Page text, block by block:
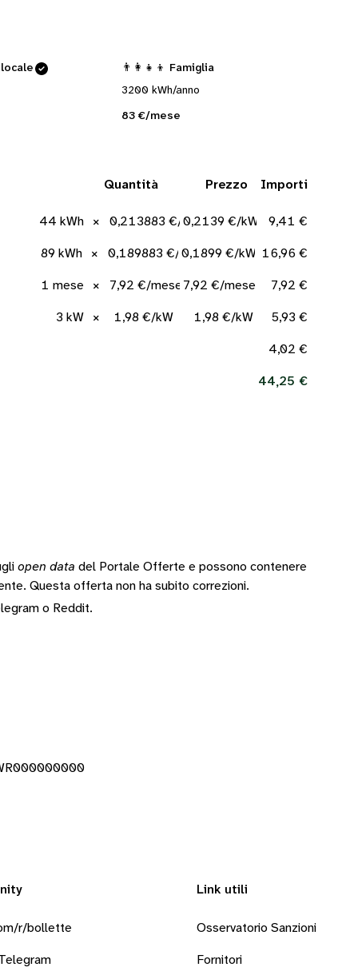
👨‍👩‍👧‍👦 Famiglia
3200 kWh/anno
83 €/mese
Quantità Prezzo Importi
44 kWh × 0,213883 €/kWh0,2139 €/kWh 9,41 €
89 kWh × 0,189883 €/kWh0,1899 €/kWh 16,96 €
1 mese × 7,92 €/mese 7,92 €/mese 7,92 €
3 kW × 1,98 €/kW 1,98 €/kW 5,93 €
4,02 €
44,25 €
open data del Portale Offerte e possono contenere
Questa offerta non ha subito correzioni.
o Reddit.
r/bollette
Link utili
Osservatorio Sanzioni
Fornitori